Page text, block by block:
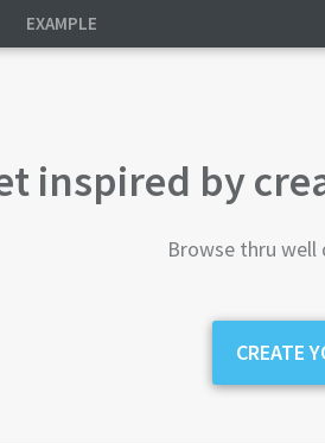
EXAMPLE
inspired by
Browse thru well
CREATE